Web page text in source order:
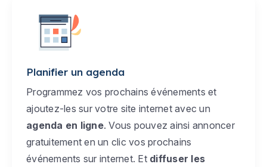
Planifier un agenda
Programmez vos prochains événements et
ajoutez-les sur votre site internet avec un
agenda en ligne. Vous pouvez ainsi annoncer
gratuitement en un clic vos prochains
événements sur internet. Et diffuser les